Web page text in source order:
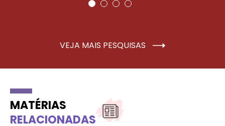
VEJA MAIS PESQUISAS
MATÉRIAS
RELACIONADAS